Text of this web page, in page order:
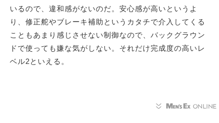
いるので、違和感がないのだ。安心感が高いというよ
り、修正舵やブレーキ補助というカタチで介入してくる
こともあまり感じさせない制御なので、バックグラウン
ドで使っても嫌な気がしない。それだけ完成度の高いレ
ベル2といえる。